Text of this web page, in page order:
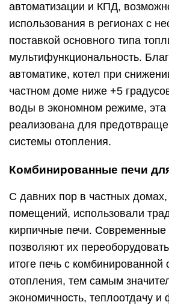
автоматизации и КПД,
использования в регионах с
поставкой основного типа
мультифункциональность.
автоматике, котел при
частном доме ниже +5
воды в экономном режиме, эта
реализована для
системы отопления.
Комбинированные печи
С давних пор в частных
помещений, использовали
кирпичные печи. Современные
позволяют их
итоге печь с комбинированной
отопления, тем самым
экономичность, теплоотдачу